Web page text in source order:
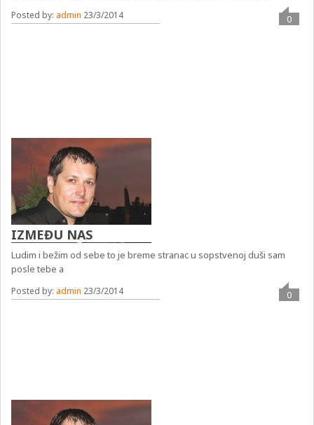
Posted by: admin 23/3/2014 0
IZMEĐU NAS
Ludim i bežim od sebe to je breme stranac u sopstvenoj duši sam
posle tebe a
Posted by: admin 23/3/2014 0